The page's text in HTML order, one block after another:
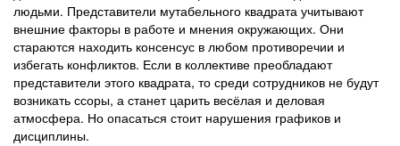
людьми. Представители мутабельного квадрата учитывают
внешние факторы в работе и мнения окружающих. Они
стараются находить консенсус в любом противоречии и
избегать конфликтов. Если в коллективе преобладают
представители этого квадрата, то среди сотрудников не будут
возникать ссоры, а станет царить весёлая и деловая
атмосфера. Но опасаться стоит нарушения графиков и
дисциплины.